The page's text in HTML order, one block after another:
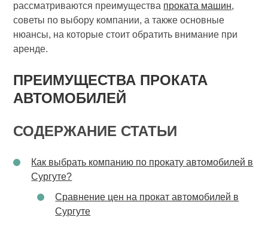
рассматриваются преимущества проката машин,
советы по выбору компании, а также основные
нюансы, на которые стоит обратить внимание при
аренде.
ПРЕИМУЩЕСТВА ПРОКАТА
АВТОМОБИЛЕЙ
СОДЕРЖАНИЕ СТАТЬИ
Как выбрать компанию по прокату автомобилей в
Сургуте?
Сравнение цен на прокат автомобилей в
Сургуте